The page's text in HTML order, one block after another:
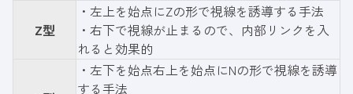
Z型
・左上を始点にZの形で視線を誘導する手法
・右下で視線が止まるので、内部リンクを入
れると効果的
・左下を始点右上を始点にNの形で視線を誘導
する手法